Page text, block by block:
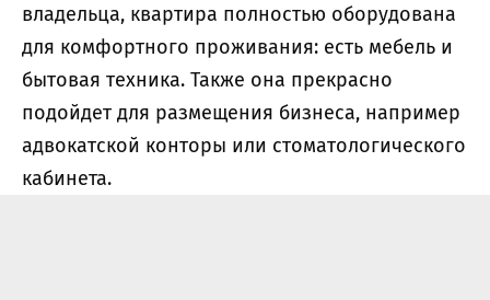
владельца, квартира полностью оборудована
для комфортного проживания: есть мебель и
бытовая техника. Также она прекрасно
подойдет для размещения бизнеса, например
адвокатской конторы или стоматологического
кабинета.